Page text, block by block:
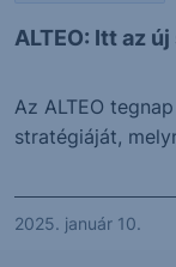
ALTEO: Itt az
Az ALTEO
stratégiáját,
2025. január 10.